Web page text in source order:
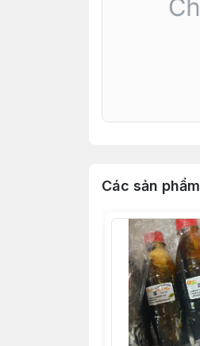
Các sản